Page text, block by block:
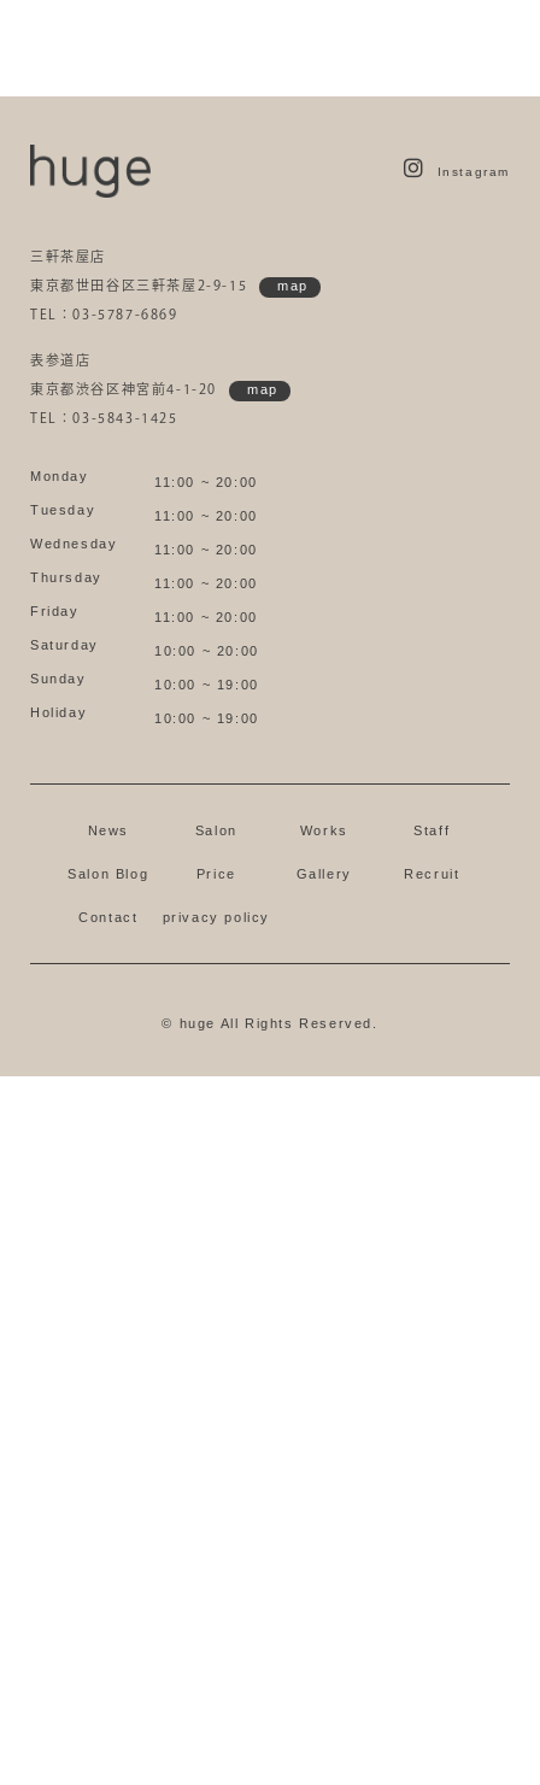
Instagram
三軒茶屋店
東京都世田谷区三軒茶屋2-9-15 map
TEL：03-5787-6869
表参道店
東京都渋谷区神宮前4-1-20 map
TEL：03-5843-1425
Monday
11:00 ~ 20:00
Tuesday
11:00 ~ 20:00
Wednesday
11:00 ~ 20:00
Thursday
11:00 ~ 20:00
Friday
11:00 ~ 20:00
Saturday
10:00 ~ 20:00
Sunday
10:00 ~ 19:00
Holiday
10:00 ~ 19:00
News Salon Works Staff
Salon Blog Price Gallery Recruit
Contact privacy policy
© huge All Rights Reserved.